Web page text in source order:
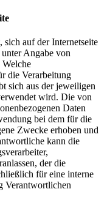
auf der Internetseite
Angabe von
Welche
die Verarbeitung
sich aus der jeweiligen
wird. Die von
Daten
bei dem für die
Zwecke erhoben und
kann die
der die
für eine interne
Verantwortlichen